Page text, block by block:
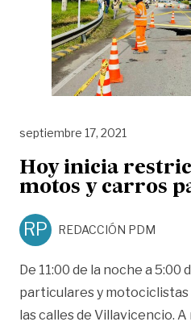
septiembre 17, 2021
Hoy inicia
motos y carros
RP REDACCIÓN PDM
De 11:00 de la noche a 5:00
particulares y
las calles de Villavicencio. A